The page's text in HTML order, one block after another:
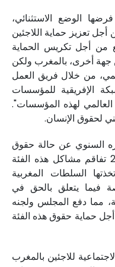
الوضع الاستثنائي،
تعزيز حماية اللاجئين
من أجل تكريس الحماية
جهة أخرى، بالمغرب ولكن
من خلال فريق العمل
الإفريقية للمؤسسات
العالمي لهذه المؤسسات".
لحقوق الإنسان.
السنوي عن حالة حقوق
الإنسان بالمغرب برسم سنة 2020 تفاقم مشاكل هذه الفئة
السلطات المغربية
(كوفيد-19)، خاصة فيما يتعلق بالحق في
مما دفع المجلس ولجنه
حماية حقوق هذه الفئة
للاجئين بالمغرب